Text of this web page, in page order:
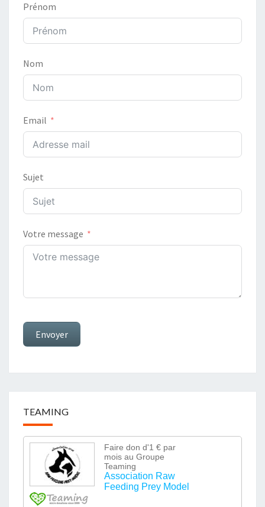
Prénom
Nom
Email
Sujet
Votre message
Envoyer
TEAMING